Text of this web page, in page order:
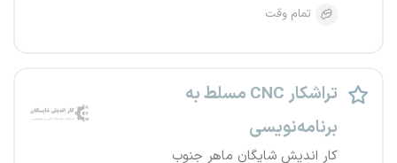
تمام وقت
تراشکار CNC مسلط به
برنامه‌نویسی
کار اندیش شایگان ماهر جنوب